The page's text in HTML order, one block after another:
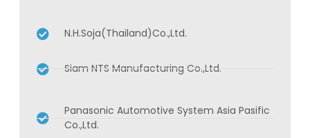
N.H.Soja(Thailand)Co.,Ltd.
Siam NTS Manufacturing Co.,Ltd.
Panasonic Automotive System Asia Pasific
Co.,Ltd.